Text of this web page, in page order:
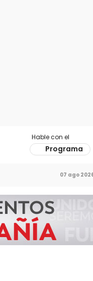
Hable con el
Programa
07 ago